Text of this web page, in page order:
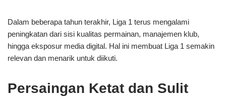
Dalam beberapa tahun terakhir, Liga 1 terus mengalami
peningkatan dari sisi kualitas permainan, manajemen klub,
hingga eksposur media digital. Hal ini membuat Liga 1 semakin
relevan dan menarik untuk diikuti.
Persaingan Ketat dan Sulit